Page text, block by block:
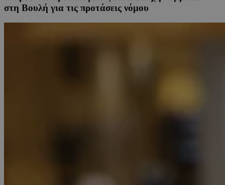
στη Βουλή για τις προτάσεις νόμου